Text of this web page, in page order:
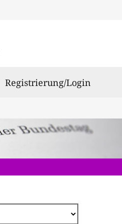
Registrierung/Login